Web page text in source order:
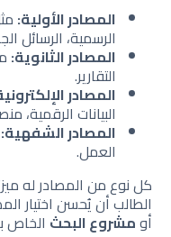
المصادر الأولية:مثل
الرسمية، الرسائل
المصادر الثانوية:
التقارير.
المصادر
البيانات الرقمية،
المصادر الشفهية:
العمل.
كل نوع من المصادر له
الطالب أن يُحسن اختيار
أومشروع البحثالخاص